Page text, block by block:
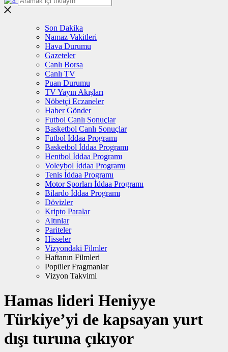
Son Dakika
Namaz Vakitleri
Hava Durumu
Gazeteler
Canlı Borsa
Canlı TV
Puan Durumu
TV Yayın Akışları
Nöbetçi Eczaneler
Haber Gönder
Futbol Canlı Sonuçlar
Basketbol Canlı Sonuçlar
Futbol İddaa Programı
Basketbol İddaa Programı
Hentbol İddaa Programı
Voleybol İddaa Programı
Tenis İddaa Programı
Motor Sporları İddaa Programı
Bilardo İddaa Programı
Dövizler
Kripto Paralar
Altınlar
Pariteler
Hisseler
Vizyondaki Filmler
Haftanın Filmleri
Popüler Fragmanlar
Vizyon Takvimi
Hamas lideri Heniyye
Türkiye’yi de kapsayan yurt
dışı turuna çıkıyor